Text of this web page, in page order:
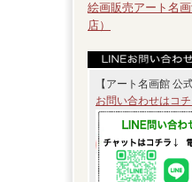
絵画販売アート名
店）
【アート名画館 公
お問い合わせはコ